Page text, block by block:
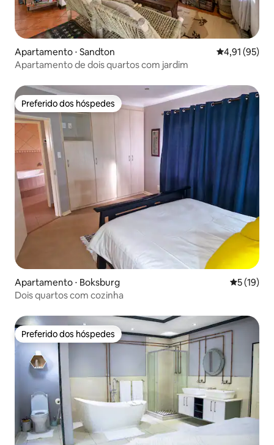
Apartamento ⋅ Sandton 4,91 de uma
4,91 (95)
Apartamento de dois quartos com jardim
Preferido dos hóspedes
Preferido dos hóspedes
Apartamento ⋅ Boksburg 5 de uma
5 (19)
Dois quartos com cozinha
Preferido dos hóspedes
Preferido dos hóspedes